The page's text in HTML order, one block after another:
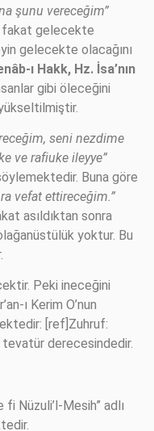
şunu vereceğim”
fakat gelecekte
gelecekte olacağını
ı Hakk, Hz. İsa’nın
gibi öleceğini
seni nezdime
ve rafiuke ileyye”
Buna göre
vefat ettireceğim.”
asıldıktan sonra
yoktur. Bu
Peki ineceğini
ı Kerim O’nun
[ref]Zuhruf:
derecesindedir.
Nüzuli’l-Mesih” adlı